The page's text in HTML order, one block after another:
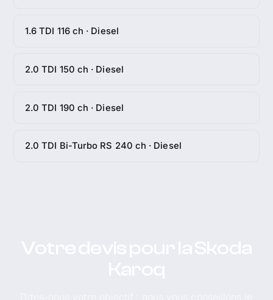
1.6 TDI 116 ch · Diesel
2.0 TDI 150 ch · Diesel
2.0 TDI 190 ch · Diesel
2.0 TDI Bi-Turbo RS 240 ch · Diesel